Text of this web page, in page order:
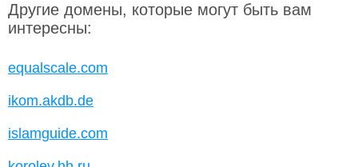
Другие домены, которые могут быть вам
интересны:
equalscale.com
ikom.akdb.de
islamguide.com